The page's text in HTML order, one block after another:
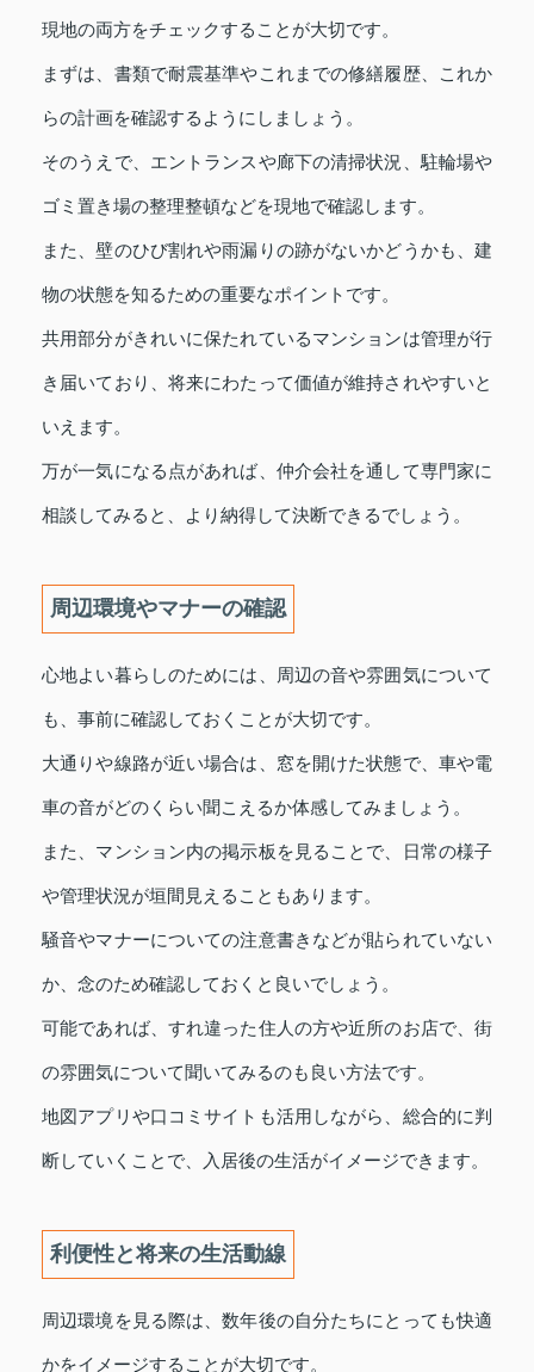
現地の両方をチェックすることが大切です。
まずは、書類で耐震基準やこれまでの修繕履歴、これか
らの計画を確認するようにしましょう。
そのうえで、エントランスや廊下の清掃状況、駐輪場や
ゴミ置き場の整理整頓などを現地で確認します。
また、壁のひび割れや雨漏りの跡がないかどうかも、建
物の状態を知るための重要なポイントです。
共用部分がきれいに保たれているマンションは管理が行
き届いており、将来にわたって価値が維持されやすいと
いえます。
万が一気になる点があれば、仲介会社を通して専門家に
相談してみると、より納得して決断できるでしょう。
周辺環境やマナーの確認
心地よい暮らしのためには、周辺の音や雰囲気について
も、事前に確認しておくことが大切です。
大通りや線路が近い場合は、窓を開けた状態で、車や電
車の音がどのくらい聞こえるか体感してみましょう。
また、マンション内の掲示板を見ることで、日常の様子
や管理状況が垣間見えることもあります。
騒音やマナーについての注意書きなどが貼られていない
か、念のため確認しておくと良いでしょう。
可能であれば、すれ違った住人の方や近所のお店で、街
の雰囲気について聞いてみるのも良い方法です。
地図アプリや口コミサイトも活用しながら、総合的に判
断していくことで、入居後の生活がイメージできます。
利便性と将来の生活動線
周辺環境を見る際は、数年後の自分たちにとっても快適
かをイメージすることが大切です。